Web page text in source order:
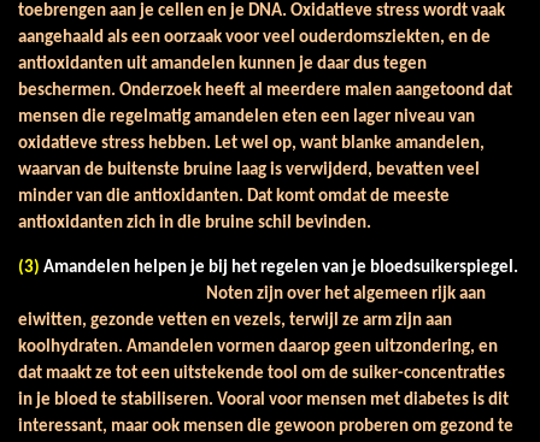
toebrengen aan je cellen en je DNA. Oxidatieve stress wordt vaak
aangehaald als een oorzaak voor veel ouderdomsziekten, en de
antioxidanten uit amandelen kunnen je daar dus tegen
beschermen. Onderzoek heeft al meerdere malen aangetoond dat
mensen die regelmatig amandelen eten een lager niveau van
oxidatieve stress hebben. Let wel op, want blanke amandelen,
waarvan de buitenste bruine laag is verwijderd, bevatten veel
minder van die antioxidanten. Dat komt omdat de meeste
antioxidanten zich in die bruine schil bevinden.
(3) Amandelen helpen je bij het regelen van je bloedsuikerspiegel.
Noten zijn over het algemeen rijk aan
eiwitten, gezonde vetten en vezels, terwijl ze arm zijn aan
koolhydraten. Amandelen vormen daarop geen uitzondering, en
dat maakt ze tot een uitstekende tool om de suiker-concentraties
in je bloed te stabiliseren. Vooral voor mensen met diabetes is dit
interessant, maar ook mensen die gewoon proberen om gezond te